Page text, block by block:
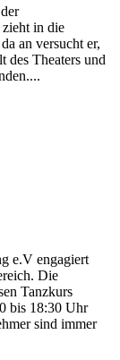
zieht in die
an versucht er,
des Theaters und
e.V engagiert
Die
Tanzkurs
bis 18:30 Uhr
sind immer